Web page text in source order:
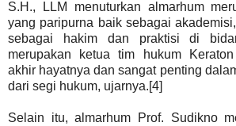
S.H., LLM menuturkan almarhum
yang paripurna baik sebagai
sebagai hakim dan praktisi di
merupakan ketua tim hukum
akhir hayatnya dan sangat penting
dari segi hukum, ujarnya.[4]
Selain itu, almarhum Prof. Sudikno